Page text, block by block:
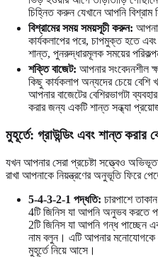
চিহ্নিত করুন যেখানে আপনি বিশ্রাম
বিশ্রামের সময় সময়সূচী করুন:
কার্যকলাপের পরে, চাপমুক্ত হতে
শান্ত, পুনরুদ্ধারমূলক সময়ের
শক্তি বাজেট: আপনার সংবেদনশীল
কিছু কার্যকলাপ অন্যদের চেয়ে বেশি
আপনার বাজেটের বেশিরভাগটা
করার জন্য একটি শান্ত সন্ধ্যা
মুহূর্তে: গ্রাউন্ডিং এবং শান্ত করার
যখন আপনার সেরা প্রচেষ্টা সত্ত্বেও
রাখা আপনাকে নিয়ন্ত্রণের অনুভূতি ফিরে
5-4-3-2-1 পদ্ধতি: চারপাশে
4টি জিনিস যা আপনি অনুভব করতে
2টি জিনিস যা আপনি গন্ধ পাচ্ছেন
নাম বলুন। এটি আপনার মনোযোগকে
মুহূর্তে নিয়ে আসে।